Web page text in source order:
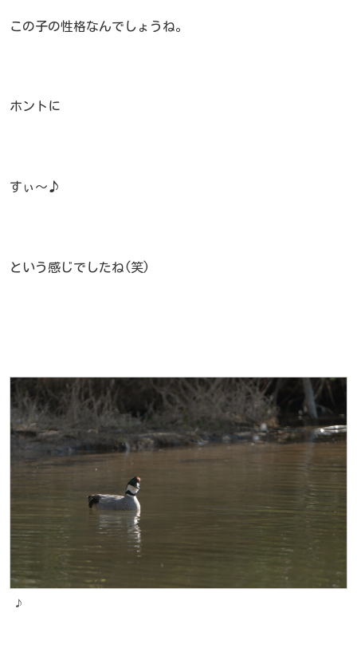
この子の性格なんでしょうね。
ホントに
すぃ～♪
という感じでしたね(笑)
♪